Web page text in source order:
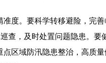
度。要科学转移避险，完善
查，及时处置问题隐患。
区域防汛隐患整治，高质